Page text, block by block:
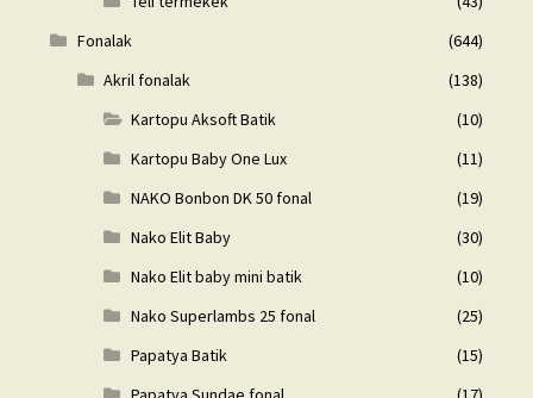
Fonalak
(644)
Akril fonalak
(138)
Kartopu Aksoft Batik
(10)
Kartopu Baby One Lux
(11)
NAKO Bonbon DK 50 fonal
(19)
Nako Elit Baby
(30)
Nako Elit baby mini batik
(10)
Nako Superlambs 25 fonal
(25)
Papatya Batik
(15)